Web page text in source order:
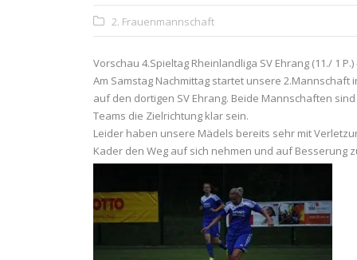
2. Frauenmannschaft
Vorschau 4.Spieltag Rheinlandliga SV Ehrang (11./ 1 P.)
Am Samstag Nachmittag startet unsere
auf den dortigen SV Ehrang. Beide Mannschaften
Teams die Zielrichtung klar sein.
Leider haben unsere Mädels bereits sehr mit
Kader den Weg auf sich nehmen und auf Besserung